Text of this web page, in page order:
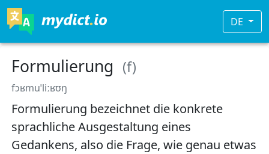
DE
Formulierung (f)
fɔʁmuˈliːʁʊŋ
Formulierung bezeichnet die konkrete
sprachliche Ausgestaltung eines
Gedankens, also die Frage, wie genau etwas